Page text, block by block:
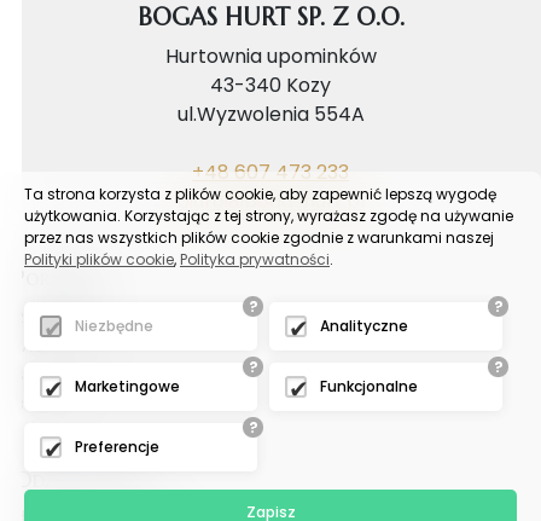
BOGAS HURT SP. Z O.O.
Hurtownia upominków
43-340 Kozy
ul.Wyzwolenia 554A
+48 607 473 233
biuro@bogashurt.pl
Poradnik
Reklamacje
Samouczek
Blog
Ta strona korzysta z plików cookie, aby zapewnić lepszą wygodę
użytkowania. Korzystając z tej strony, wyrażasz zgodę na używanie
przez nas wszystkich plików cookie zgodnie z warunkami naszej
Polityki plików cookie, Polityka prywatności.
?
Niezbędne
?
Analityczne
?
Marketingowe
?
Funkcjonalne
?
Preferencje
Zapisz